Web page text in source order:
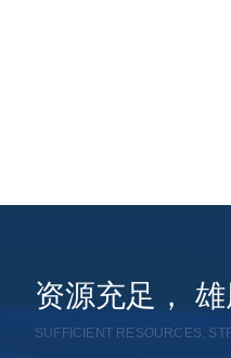
资源充足，
SUFFICIENT RESOURCES,